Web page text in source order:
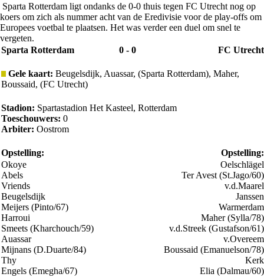
Sparta Rotterdam ligt ondanks de 0-0 thuis tegen FC Utrecht nog op
koers om zich als nummer acht van de Eredivisie voor de play-offs om
Europees voetbal te plaatsen. Het was verder een duel om snel te
vergeten.
Sparta Rotterdam
0 - 0 FC Utrecht
Gele kaart: Beugelsdijk, Auassar, (Sparta Rotterdam), Maher,
Boussaid, (FC Utrecht)
Stadion: Spartastadion Het Kasteel, Rotterdam
Toeschouwers: 0
Arbiter: Oostrom
Opstelling:
Opstelling:
Okoye
Abels
Vriends
Beugelsdijk
Meijers (Pinto/67)
Harroui
Smeets (Kharchouch/59)
Auassar
Mijnans (D.Duarte/84)
Thy
Engels (Emegha/67)
Oelschlägel
Ter Avest (St.Jago/60)
v.d.Maarel
Janssen
Warmerdam
Maher (Sylla/78)
v.d.Streek (Gustafson/61)
v.Overeem
Boussaid (Emanuelson/78)
Kerk
Elia (Dalmau/60)